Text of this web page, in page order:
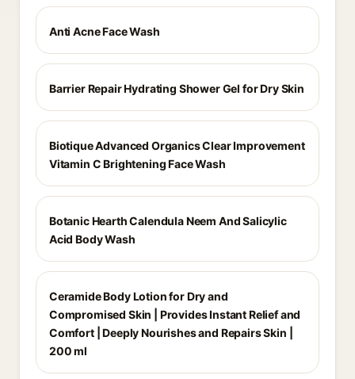
Anti Acne Face Wash
Barrier Repair Hydrating Shower Gel for Dry Skin
Biotique Advanced Organics Clear Improvement
Vitamin C Brightening Face Wash
Botanic Hearth Calendula Neem And Salicylic
Acid Body Wash
Ceramide Body Lotion for Dry and
Compromised Skin | Provides Instant Relief and
Comfort | Deeply Nourishes and Repairs Skin |
200 ml